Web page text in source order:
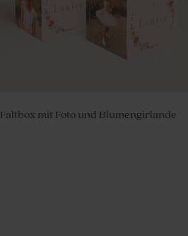
Faltbox mit Foto und Blumengirlande